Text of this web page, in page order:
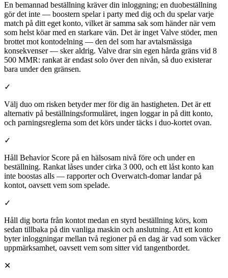
En bemannad beställning kräver din inloggning; en duobeställning
gör det inte — boostern spelar i party med dig och du spelar varje
match på ditt eget konto, vilket är samma sak som händer när vem
som helst köar med en starkare vän. Det är inget Valve stöder, men
brottet mot kontodelning — den del som har avtalsmässiga
konsekvenser — sker aldrig. Valve drar sin egen hårda gräns vid 8
500 MMR: rankat är endast solo över den nivån, så duo existerar
bara under den gränsen.
✓
Välj duo om risken betyder mer för dig än hastigheten. Det är ett
alternativ på beställningsformuläret, ingen loggar in på ditt konto,
och parningsreglerna som det körs under täcks i duo-kortet ovan.
✓
Håll Behavior Score på en hälsosam nivå före och under en
beställning. Rankat låses under cirka 3 000, och ett låst konto kan
inte boostas alls — rapporter och Overwatch-domar landar på
kontot, oavsett vem som spelade.
✓
Håll dig borta från kontot medan en styrd beställning körs, kom
sedan tillbaka på din vanliga maskin och anslutning. Att ett konto
byter inloggningar mellan två regioner på en dag är vad som väcker
uppmärksamhet, oavsett vem som sitter vid tangentbordet.
✕